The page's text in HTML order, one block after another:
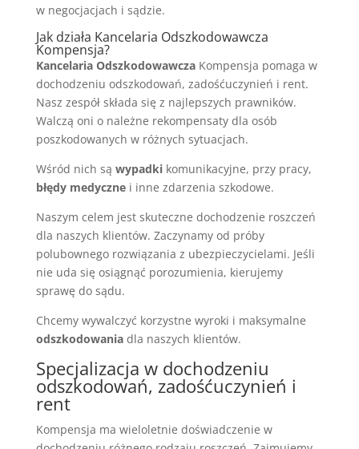
w negocjacjach i sądzie.
Jak działa Kancelaria Odszkodowawcza
Kompensja?
Kancelaria OdszkodowawczaKompensja pomaga w
dochodzeniu odszkodowań, zadośćuczynień i rent.
Nasz zespół składa się z najlepszych prawników.
Walczą oni o należne rekompensaty dla osób
poszkodowanych w różnych sytuacjach.
Wśród nich są wypadkikomunikacyjne, przy pracy,
błędy medycznei inne zdarzenia szkodowe.
Naszym celem jest skuteczne dochodzenie roszczeń
dla naszych klientów. Zaczynamy od próby
polubownego rozwiązania z ubezpieczycielami. Jeśli
nie uda się osiągnąć porozumienia, kierujemy
sprawę do sądu.
Chcemy wywalczyć korzystne wyroki i maksymalne
odszkodowaniadla naszych klientów.
Specjalizacja w dochodzeniu
odszkodowań, zadośćuczynień i
rent
Kompensja ma wieloletnie doświadczenie w